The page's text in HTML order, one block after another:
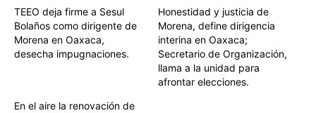
TEEO deja firme a Sesul
Bolaños como dirigente de
Morena en Oaxaca,
desecha impugnaciones.
Honestidad y justicia de
Morena, define dirigencia
interina en Oaxaca;
Secretario de Organización,
llama a la unidad para
afrontar elecciones.
En el aire la renovación de